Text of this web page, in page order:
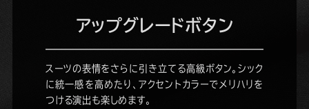
アップグレードボタン
スーツの表情をさらに引き立てる高級ボタン。シック
に統一感を高めたり、アクセントカラーでメリハリを
つける演出も楽しめます。